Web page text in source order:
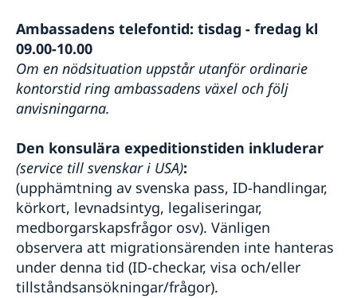
Ambassadens telefontid: tisdag - fredag kl
09.00-10.00
Om en nödsituation uppstår utanför ordinarie
kontorstid ring ambassadens växel och följ
anvisningarna.
Den konsulära expeditionstiden inkluderar
(service till svenskar i USA):
(upphämtning av svenska pass, ID-handlingar,
körkort, levnadsintyg, legaliseringar,
medborgarskapsfrågor osv). Vänligen
observera att migrationsärenden inte hanteras
under denna tid (ID-checkar, visa och/eller
tillståndsansökningar/frågor).